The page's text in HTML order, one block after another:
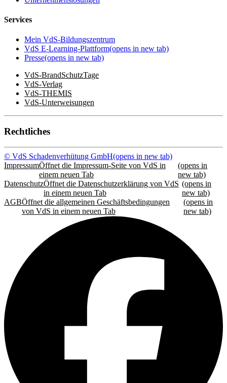
Services
Mein VdS-Bildungszentrum
VdS E-Learning-Plattform(opens in new tab)
Presse(opens in new tab)
VdS-BrandSchutzTage
VdS-Verlag
VdS-THEMIS
VdS-Unterweisungen
Rechtliches
© VdS Schadenverhütung GmbH(opens in new tab)
ImpressumÖffnet die Impressum-Seite von VdS in
einem neuen Tab
(opens in
new tab)
DatenschutzÖffnet die Datenschutzerklärung von VdS
in einem neuen Tab
(opens in
new tab)
AGBÖffnet die allgemeinen Geschäftsbedingungen
von VdS in einem neuen Tab
(opens in
new tab)